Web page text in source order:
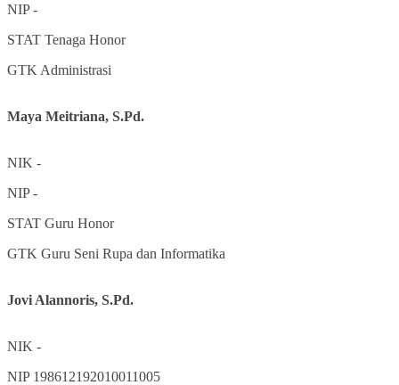
NIP-
STAT Tenaga Honor
GTK Administrasi
Maya Meitriana, S.Pd.
NIK -
NIP-
STAT Guru Honor
GTK Guru Seni Rupa dan Informatika
Jovi Alannoris, S.Pd.
NIK -
NIP 198612192010011005